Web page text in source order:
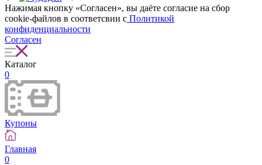
Нажимая кнопку «Согласен», вы даёте cогласие на сбор
cookie-файлов в соответсвии с Политикой
конфиденциальности
Согласен
Каталог
0
Купоны
Главная
0